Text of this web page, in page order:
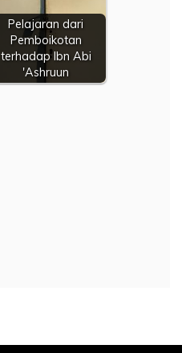
Pelajaran dari
Pemboikotan
terhadap Ibn Abi
'Ashruun